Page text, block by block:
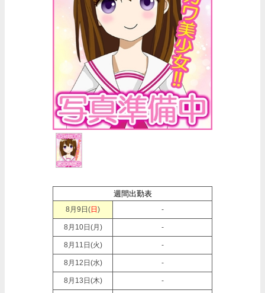
週間出勤表
8月9日(日 ) -
8月10日(月 ) -
8月11日(火) -
8月12日(水) -
8月13日(木) -